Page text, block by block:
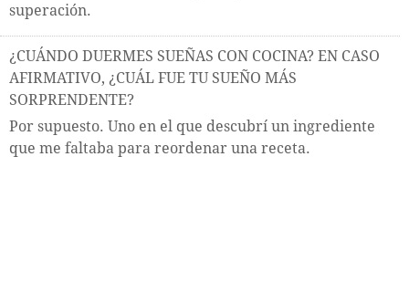
superación.
¿CUÁNDO DUERMES SUEÑAS CON COCINA? EN CASO
AFIRMATIVO, ¿CUÁL FUE TU SUEÑO MÁS
SORPRENDENTE?
Por supuesto. Uno en el que descubrí un ingrediente
que me faltaba para reordenar una receta.